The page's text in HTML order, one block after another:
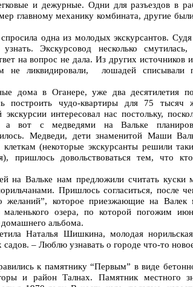
и дежурные. Одни для разъездов в
главному механику комбината, другие
одна из молодых экскурсантов.
Экскурсовод несколько смутилась,
на вопрос не дала. Из других источников
не ликвидировали, лошадей
дома в Оганере, уже два десятилетия
построить чудо-квартиры для 75 тысяч
интересовал нас постольку,
а вот с медведями на Вальке
Медведи, дети знаменитой Маши
(некоторые экскурсанты решили
пришлось довольствоваться тем, что
на Вальке нам предложили считать куски
Пришлось согласиться, после
желаний”, которое приезжающие на
озера, по которой погожим
домашнего альбома.
Наталья Шишкина, молодая
– Люблю узнавать о городе что-то
к памятнику “Первым” в виде
и район Талнах. Памятник местного